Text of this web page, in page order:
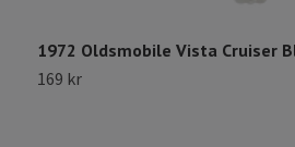
1972 Oldsmobile Vista Cruiser
169 kr